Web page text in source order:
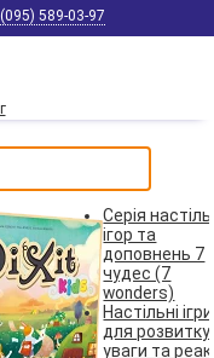
(095) 589-03-97
Серія
ігор та
доповнень 7
чудес (7
wonders)
Настільні ігри
для розвитку
уваги та